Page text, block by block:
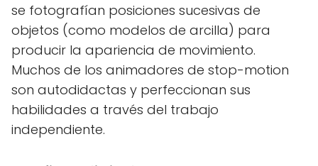
se fotografían posiciones sucesivas de
objetos (como modelos de arcilla) para
producir la apariencia de movimiento.
Muchos de los animadores de stop-motion
son autodidactas y perfeccionan sus
habilidades a través del trabajo
independiente.